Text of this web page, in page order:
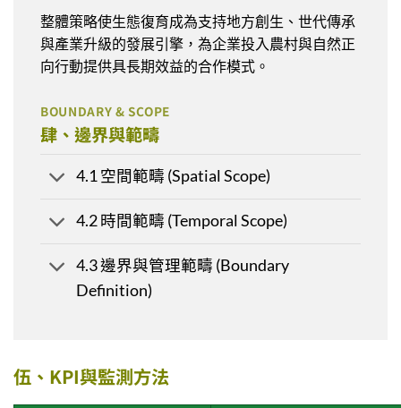
整體策略使生態復育成為支持地方創生、世代傳承
與產業升級的發展引擎，為企業投入農村與自然正
向行動提供具長期效益的合作模式。
BOUNDARY & SCOPE
肆、邊界與範疇
4.1 空間範疇 (Spatial Scope)
4.2 時間範疇 (Temporal Scope)
4.3 邊界與管理範疇 (Boundary
Definition)
伍、KPI與監測方法